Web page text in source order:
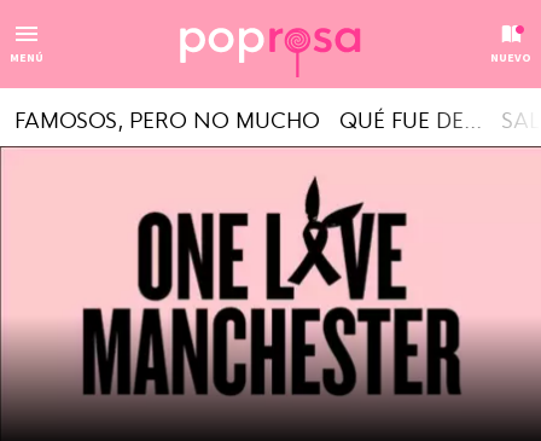
MENÚ NUEVO
FAMOSOS, PERO NO MUCHO QUÉ FUE DE...